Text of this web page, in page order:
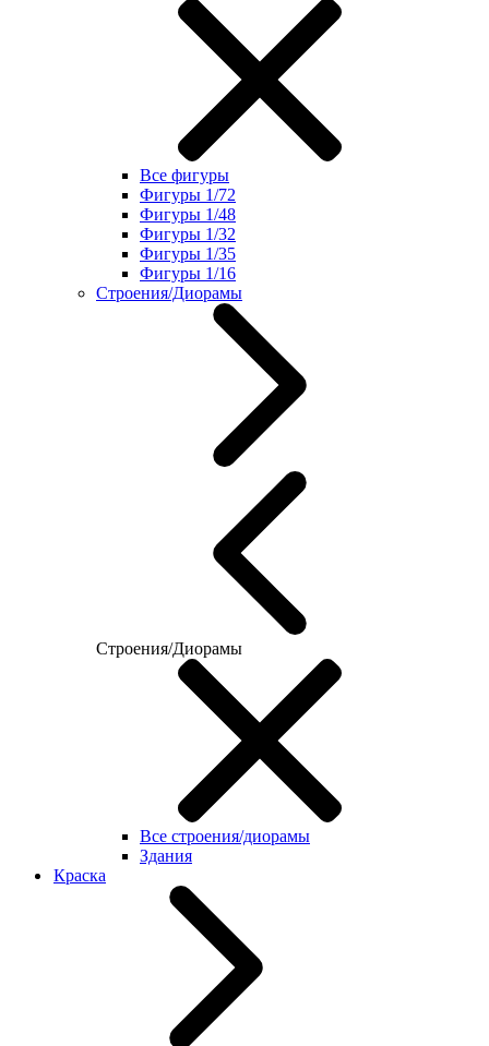
Все фигуры
Фигуры 1/72
Фигуры 1/48
Фигуры 1/32
Фигуры 1/35
Фигуры 1/16
Строения/Диорамы
Строения/Диорамы
Все строения/диорамы
Здания
Краска